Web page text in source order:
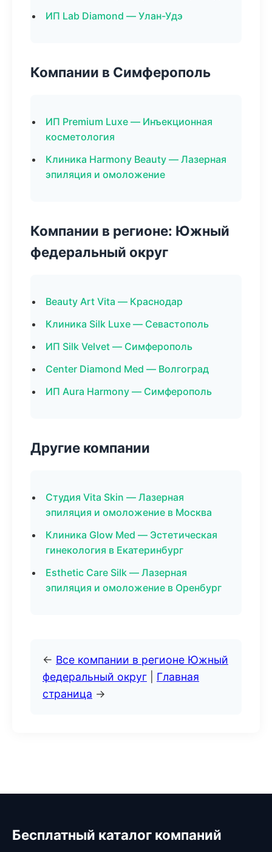
ИП Lab Diamond — Улан-Удэ
Компании в Симферополь
ИП Premium Luxe — Инъекционная
косметология
Клиника Harmony Beauty — Лазерная
эпиляция и омоложение
Компании в регионе: Южный
федеральный округ
Beauty Art Vita — Краснодар
Клиника Silk Luxe — Севастополь
ИП Silk Velvet — Симферополь
Center Diamond Med — Волгоград
ИП Aura Harmony — Симферополь
Другие компании
Студия Vita Skin — Лазерная
эпиляция и омоложение в Москва
Клиника Glow Med — Эстетическая
гинекология в Екатеринбург
Esthetic Care Silk — Лазерная
эпиляция и омоложение в Оренбург
← Все компании в регионе Южный
федеральный округ
Главная
страница →
Бесплатный каталог компаний